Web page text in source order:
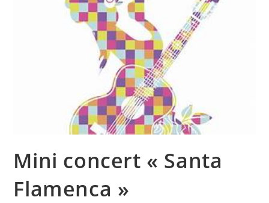
Mini concert « Santa
Flamenca »